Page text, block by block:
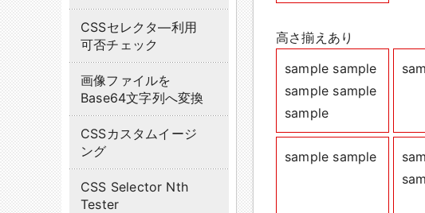
高さ揃えあり
sample sample
sample sample
sample
sample sample
CSSセレクタ―利用
可否チェック
画像ファイルを
Base64文字列へ変換
CSSカスタムイージ
ング
CSS Selector Nth
Tester